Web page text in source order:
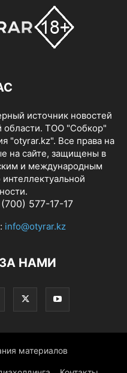
источник новостей
области. ТОО "Собкор"
"otyrar.kz". Все права на
на сайте, защищены в
и международным
577-17-17
info@otyrar.kz
НАМИ
материалов